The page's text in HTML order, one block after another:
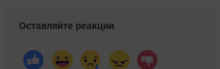
Оставляйте реакции